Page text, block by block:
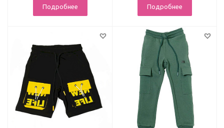
Подробнее Подробнее